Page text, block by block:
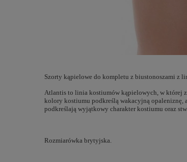
Szorty kąpielowe do kompletu z biustonoszami z
Atlantis to linia kostiumów kąpielowych, w której
kolory kostiumu podkreślą wakacyjną opaleniznę,
podkreślają wyjątkowy charakter kostiumu oraz
Rozmiarówka brytyjska.